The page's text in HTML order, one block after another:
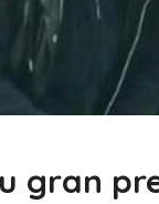
gran